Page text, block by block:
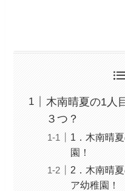
木南晴夏の1人
３つ？
1．木南晴
園！
2．木南晴
ア幼稚園！